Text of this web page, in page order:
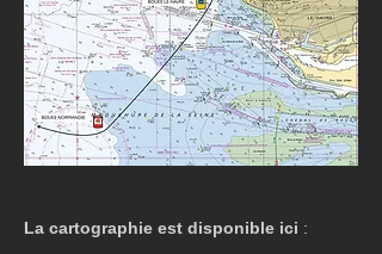
La cartographie est disponible ici :